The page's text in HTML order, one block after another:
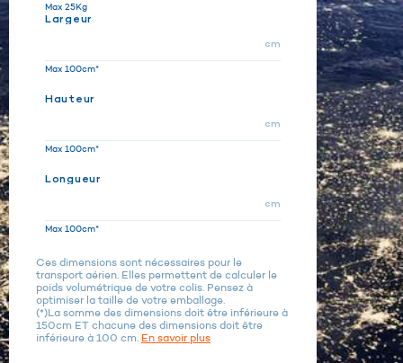
Max 25Kg
Largeur
cm
Max 100cm*
Hauteur
cm
Max 100cm*
Longueur
cm
Max 100cm*
Ces dimensions sont nécessaires pour le
transport aérien. Elles permettent de calculer le
poids volumétrique de votre colis. Pensez à
optimiser la taille de votre emballage.
(*)La somme des dimensions doit être inférieure à
150cm ET chacune des dimensions doit être
inférieure à 100 cm. En savoir plus